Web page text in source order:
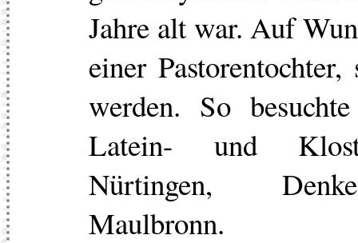
Jahre alt war. Auf
einer
werden. So
Latein- und
Nürtingen,
Maulbronn.